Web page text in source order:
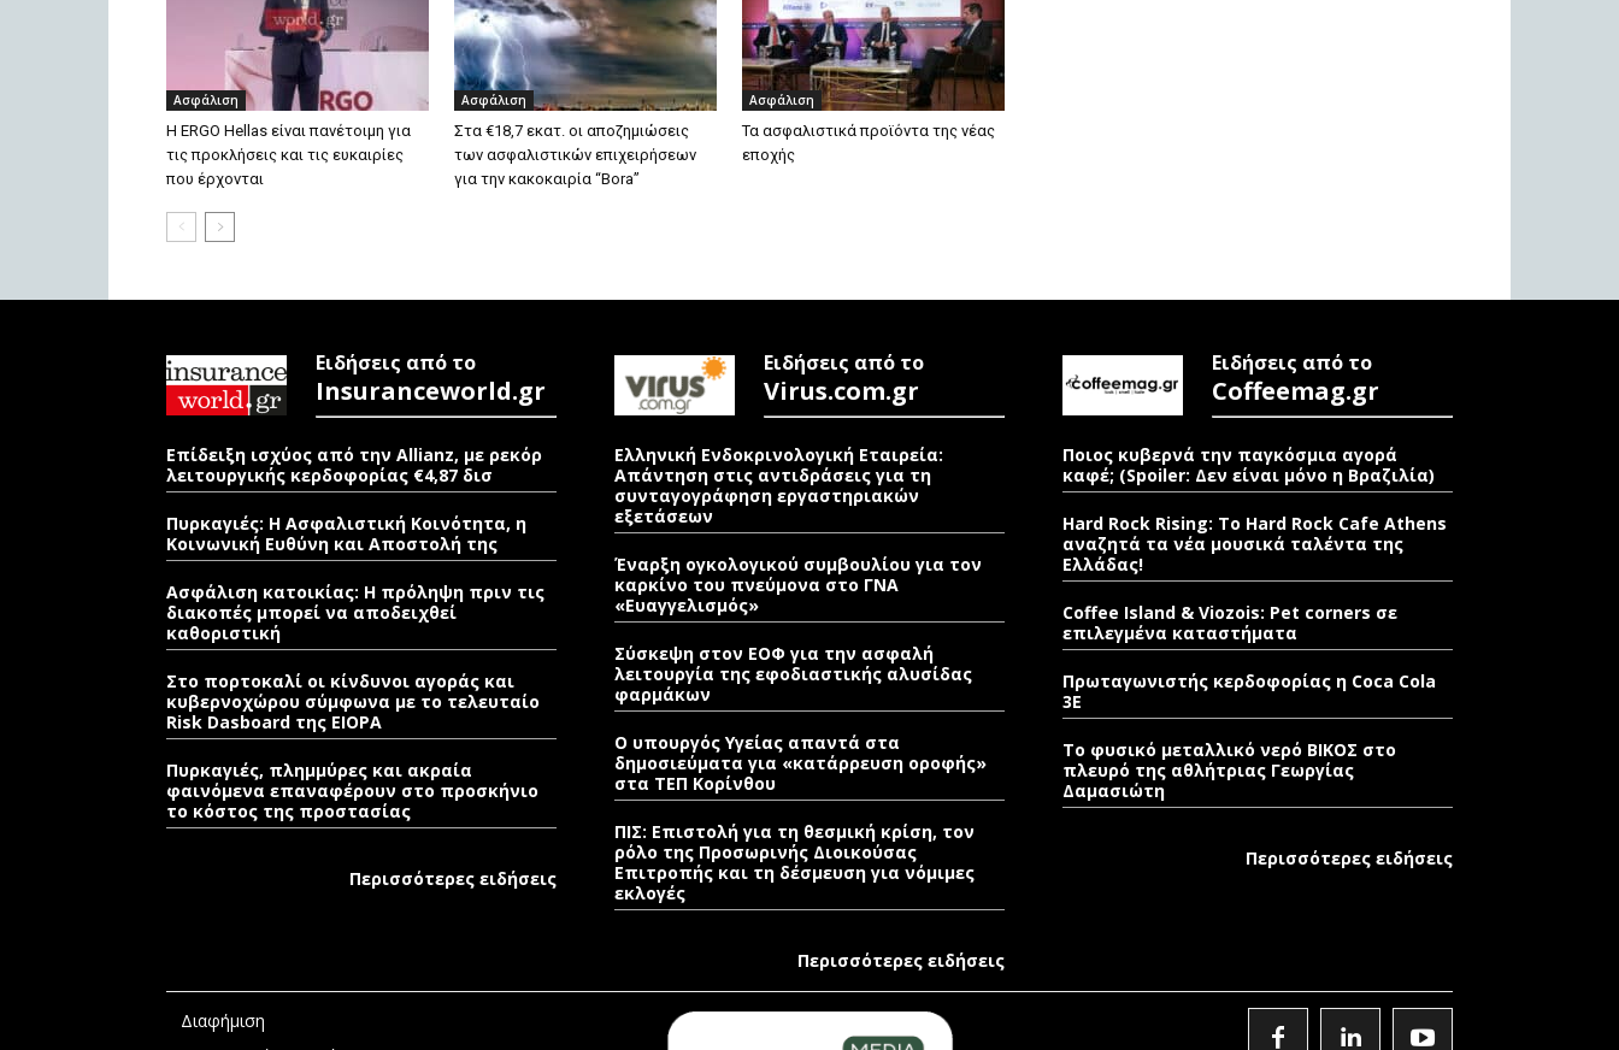
Ασφάλιση
Η ERGO Hellas είναι πανέτοιμη για
τις προκλήσεις και τις ευκαιρίες
που έρχονται
Ασφάλιση
Στα €18,7 εκατ. οι αποζημιώσεις
των ασφαλιστικών επιχειρήσεων
για την κακοκαιρία “Bora”
Ασφάλιση
Τα ασφαλιστικά προϊόντα της νέας
εποχής
Ειδήσεις από το
Insuranceworld.gr
Επίδειξη ισχύος από την Allianz, με ρεκόρ
λειτουργικής κερδοφορίας €4,87 δισ
Πυρκαγιές: Η Ασφαλιστική Κοινότητα, η
Κοινωνική Ευθύνη και Αποστολή της
Ασφάλιση κατοικίας: Η πρόληψη πριν τις
διακοπές μπορεί να αποδειχθεί
καθοριστική
Στο πορτοκαλί οι κίνδυνοι αγοράς και
κυβερνοχώρου σύμφωνα με το τελευταίο
Risk Dasboard της EIOPA
Πυρκαγιές, πλημμύρες και ακραία
φαινόμενα επαναφέρουν στο προσκήνιο
το κόστος της προστασίας
Περισσότερες ειδήσεις
Ειδήσεις από το
Virus.com.gr
Ελληνική Ενδοκρινολογική Εταιρεία:
Απάντηση στις αντιδράσεις για τη
συνταγογράφηση εργαστηριακών
εξετάσεων
Έναρξη ογκολογικού συμβουλίου για τον
καρκίνο του πνεύμονα στο ΓΝΑ
«Ευαγγελισμός»
Σύσκεψη στον ΕΟΦ για την ασφαλή
λειτουργία της εφοδιαστικής αλυσίδας
φαρμάκων
Ο υπουργός Υγείας απαντά στα
δημοσιεύματα για «κατάρρευση οροφής»
στα ΤΕΠ Κορίνθου
ΠΙΣ: Επιστολή για τη θεσμική κρίση, τον
ρόλο της Προσωρινής Διοικούσας
Επιτροπής και τη δέσμευση για νόμιμες
εκλογές
Περισσότερες ειδήσεις
Ειδήσεις από το
Coffeemag.gr
Ποιος κυβερνά την παγκόσμια αγορά
καφέ; (Spoiler: Δεν είναι μόνο η Βραζιλία)
Hard Rock Rising: Το Hard Rock Cafe Athens
αναζητά τα νέα μουσικά ταλέντα της
Ελλάδας!
Coffee Island & Viozois: Pet corners σε
επιλεγμένα καταστήματα
Πρωταγωνιστής κερδοφορίας η Coca Cola
3E
Το φυσικό μεταλλικό νερό ΒΙΚΟΣ στο
πλευρό της αθλήτριας Γεωργίας
Δαμασιώτη
Περισσότερες ειδήσεις
Διαφήμιση